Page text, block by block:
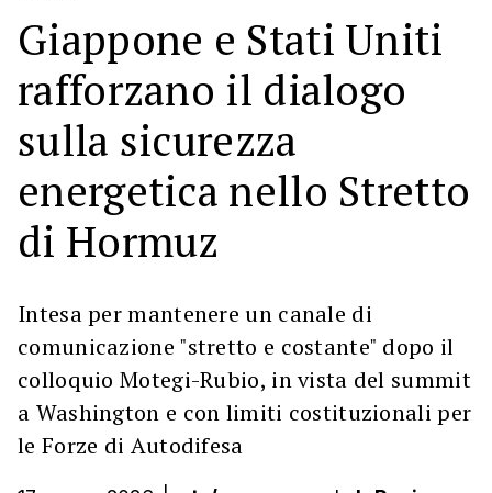
Giappone e Stati Uniti
rafforzano il dialogo
sulla sicurezza
energetica nello Stretto
di Hormuz
Intesa per mantenere un canale di
comunicazione "stretto e costante" dopo il
colloquio Motegi-Rubio, in vista del summit
a Washington e con limiti costituzionali per
le Forze di Autodifesa